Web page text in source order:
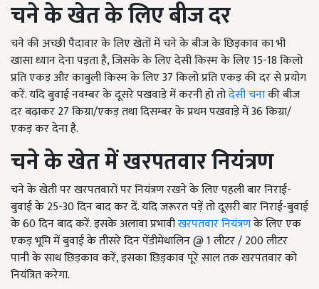
चने के खेत के लिएबीज दर
चने की अच्छी पैदावार के लिए खेतों में चने के बीज के छिड़काव का भी
खासा ध्यान देना पड़ता है, जिसके के लिए देसी किस्म के लिए15-18किलो
प्रति एकड़ और काबुली किस्म के लिए37किलो प्रति एकड़ की दर से प्रयोग
करें. यदि बुवाई नवम्बर के दूसरे पखवाड़े में करनी हो तोदेसी चनाकी बीज
दर बढ़ाकर27किग्रा/एकड़ तथा दिसम्बर के प्रथम पखवाड़े में36किग्रा/
एकड़ कर देना है.
चने के खेत मेंखरपतवार नियंत्रण
चने के खेती पर खरपतवारों पर नियंत्रण रखने के लिए पहली बार निराई-
बुवाई के 25-30 दिन बाद कर दें. यदि जरूरत पड़ें तो दूसरी बार निराई-बुवाई
के 60 दिन बाद करें. इसके अलावा प्रभावीखरपतवार नियंत्रणके लिए एक
एकड़ भूमि में बुवाई के तीसरे दिन पेंडीमेथालिन@1 लीटर / 200 लीटर
पानी के साथ छिड़काव करें, इसका छिड़काव पूरे साल तक खरपतवार को
नियंत्रित करेगा.